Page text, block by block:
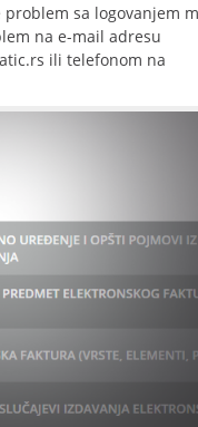
problem sa logovanjem
na e-mail adresu
ili telefonom na